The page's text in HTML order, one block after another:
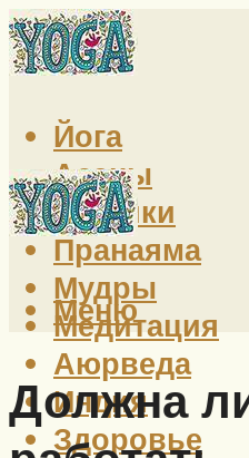
Йога
Асаны
Техники
Пранаяма
Мудры
Медитация
Аюрведа
Индия
Здоровье
Меню
Должна